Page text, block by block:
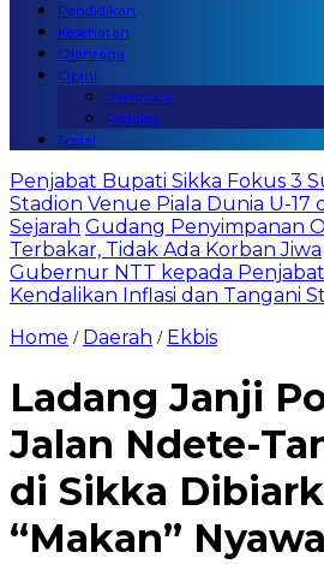
Pendidikan
Kesehatan
Olahraga
Opini
Pembaca
Redaksi
Sosial
Penjabat Bupati Sikka Fokus 3
Stadion Venue Piala Dunia U-17
Sejarah Gudang Penyimpanan
Terbakar, Tidak Ada Korban Jiwa
Gubernur NTT kepada
Kendalikan Inflasi dan Tangani
Home / Daerah / Ekbis
Ladang Janji
Jalan Ndete-
di Sikka
“Makan”